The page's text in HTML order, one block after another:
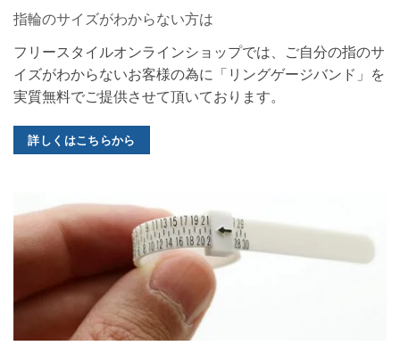
指輪のサイズがわからない方は
フリースタイルオンラインショップでは、ご自分の指のサ
イズがわからないお客様の為に「リングゲージバンド」を
実質無料でご提供させて頂いております。
詳しくはこちらから